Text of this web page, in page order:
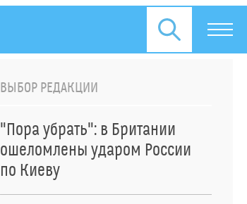
ВЫБОР РЕДАКЦИИ
"Пора убрать": в Британии
ошеломлены ударом России
по Киеву